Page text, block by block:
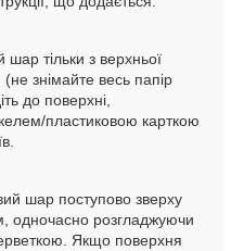
шар тільки з верхньої
знімайте весь папір
до поверхні,
пластиковою карткою
шар поступово зверху
одночасно розгладжуючи
Якщо поверхня